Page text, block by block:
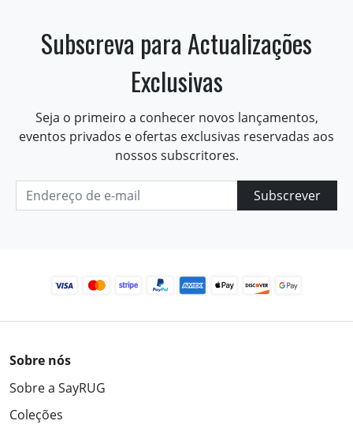
Subscreva para Actualizações
Exclusivas
Seja o primeiro a conhecer novos lançamentos,
eventos privados e ofertas exclusivas reservadas aos
nossos subscritores.
Subscrever
Sobre nós
Sobre a SayRUG
Coleções